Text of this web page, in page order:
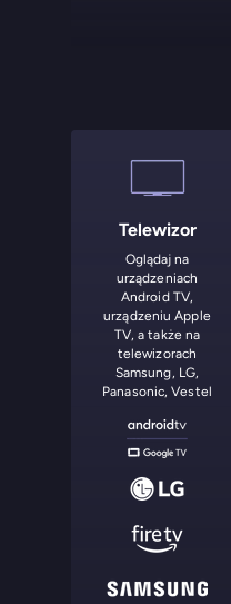
Telewizor
Oglądaj na
urządzeniach
Android TV,
urządzeniu Apple
TV, a także na
telewizorach
Samsung, LG,
Panasonic, Vestel